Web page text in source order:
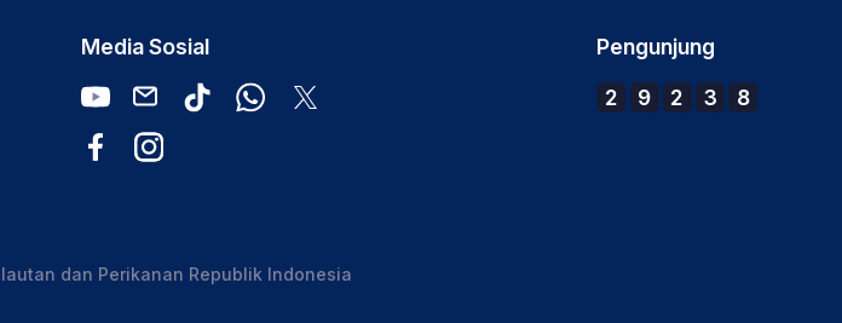
Media Sosial Pengunjung
2 9 2 3 8
dan Perikanan Republik Indonesia